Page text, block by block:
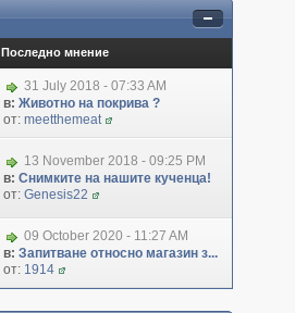
Последно мнение
31 July 2018 - 07:33 AM
в: Животно на покрива ?
от: meetthemeat
13 November 2018 - 09:25 PM
в: Снимките на нашите кученца!
от: Genesis22
09 October 2020 - 11:27 AM
в: Запитване относно магазин з...
от: 1914